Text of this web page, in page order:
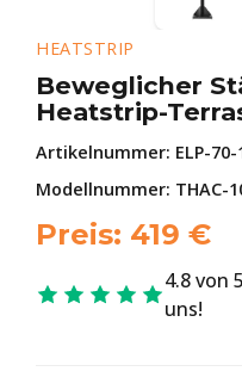
HEATSTRIP
Beweglicher
Heatstrip-
Artikelnummer: ELP-70-
Modellnummer: THAC-
Preis: 419 €
4.8 von
uns!